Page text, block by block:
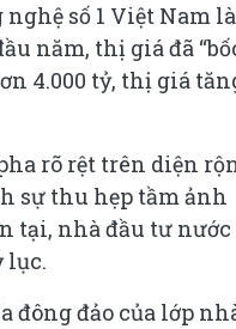
số 1 Việt Nam là
năm, thị giá đã
4.000 tỷ, thị giá
rõ rệt trên diện
sự thu hẹp tầm ảnh
tại, nhà đầu tư nước
lục.
đông đảo của lớp